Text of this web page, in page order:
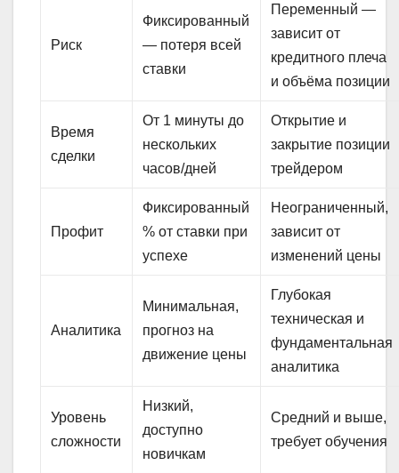
Риск
Фиксированный
— потеря всей
ставки
Переменный —
зависит от
кредитного плеча
и объёма позиции
Время
сделки
От 1 минуты до
нескольких
часов/дней
Открытие и
закрытие позиции
трейдером
Профит
Фиксированный
% от ставки при
успехе
Неограниченный,
зависит от
изменений цены
Аналитика
Минимальная,
прогноз на
движение цены
Глубокая
техническая и
фундаментальная
аналитика
Уровень
сложности
Низкий,
доступно
новичкам
Средний и выше,
требует обучения